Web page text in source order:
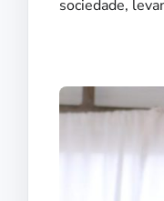
sociedade,